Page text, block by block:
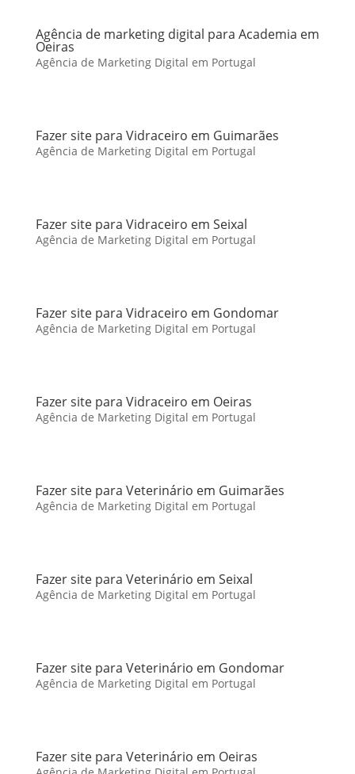
Agência de marketing digital para Academia em
Oeiras
Agência de Marketing Digital em Portugal
Fazer site para Vidraceiro em Guimarães
Agência de Marketing Digital em Portugal
Fazer site para Vidraceiro em Seixal
Agência de Marketing Digital em Portugal
Fazer site para Vidraceiro em Gondomar
Agência de Marketing Digital em Portugal
Fazer site para Vidraceiro em Oeiras
Agência de Marketing Digital em Portugal
Fazer site para Veterinário em Guimarães
Agência de Marketing Digital em Portugal
Fazer site para Veterinário em Seixal
Agência de Marketing Digital em Portugal
Fazer site para Veterinário em Gondomar
Agência de Marketing Digital em Portugal
Fazer site para Veterinário em Oeiras